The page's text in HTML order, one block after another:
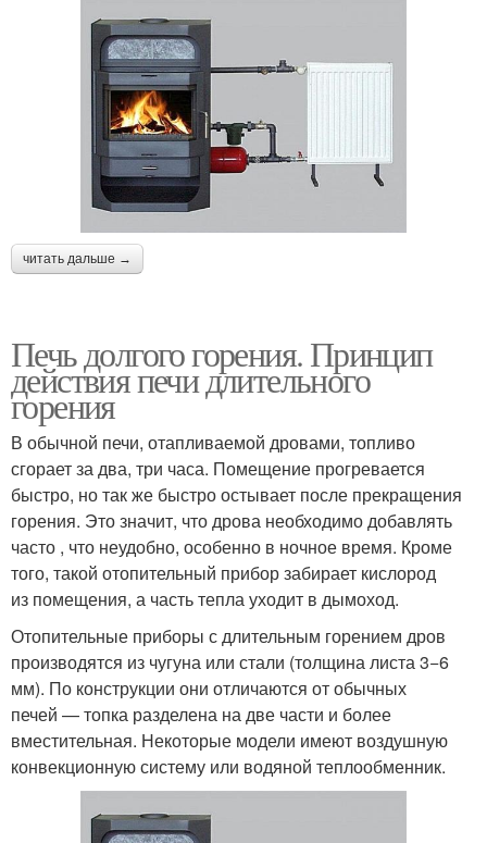
читать дальше →
Печь долгого горения. Принцип
действия печи длительного
горения
В обычной печи, отапливаемой дровами, топливо
сгорает за два, три часа. Помещение прогревается
быстро, но так же быстро остывает после прекращения
горения. Это значит, что дрова необходимо добавлять
часто , что неудобно, особенно в ночное время. Кроме
того, такой отопительный прибор забирает кислород
из помещения, а часть тепла уходит в дымоход.
Отопительные приборы с длительным горением дров
производятся из чугуна или стали (толщина листа 3−6
мм). По конструкции они отличаются от обычных
печей — топка разделена на две части и более
вместительная. Некоторые модели имеют воздушную
конвекционную систему или водяной теплообменник.